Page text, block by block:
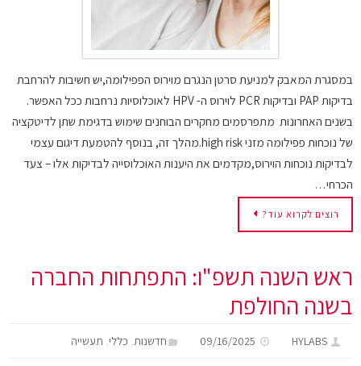
במסגרת המאבק למניעת סרטן הנגרם מוירוס הפפילומה,יש חשיבות להרחבת
בדיקות PAP ובדיקות PCR לוירוס ה- HPV לאוכלוסיות נרחבות ככל האפשר.
בשנים האחרונות מתפרסמים מחקרים הבוחנים שימוש בדגימת שתן לדיטקציה
של נוכחות פפילומה מזני high risk.מהלך זה, בנוסף להטמעת דיגום עצמי
לבדיקות נוכחות הוירוס,מקדמים את היענות האוכלוסייה לבדיקות אלו – צעד
הכרחי…
רוצים לקרוא עוד?
ראש השנה תשפ"ו: התפתחות החברה
בשנה החולפת
HYLABS
09/16/2025 חדשנות, כללי, תעשייה